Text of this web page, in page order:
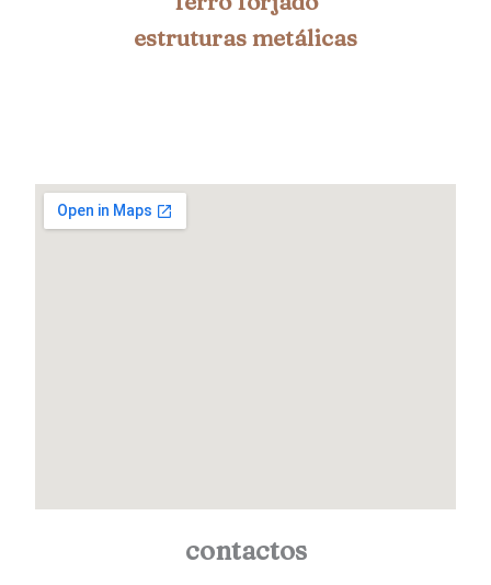
estruturas metálicas
contactos